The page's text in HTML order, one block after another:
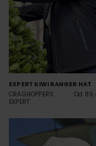
EXPERT KIWI RANGER HAT
CRAGHOPPERS
EXPERT
Od